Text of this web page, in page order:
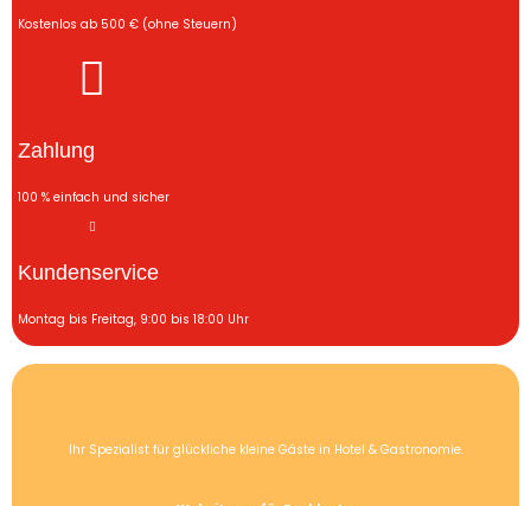
Kostenlos ab 500 € (ohne Steuern)
Zahlung
100 % einfach und sicher
Kundenservice
Montag bis Freitag, 9:00 bis 18:00 Uhr
Ihr Spezialist für glückliche kleine Gäste in Hotel & Gastronomie.